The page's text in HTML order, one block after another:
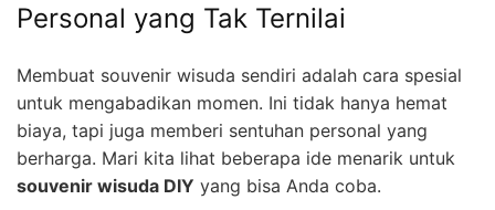
Personal yang Tak Ternilai
Membuat souvenir wisuda sendiri adalah cara spesial
untuk mengabadikan momen. Ini tidak hanya hemat
biaya, tapi juga memberi sentuhan personal yang
berharga. Mari kita lihat beberapa ide menarik untuk
souvenir wisuda DIY yang bisa Anda coba.